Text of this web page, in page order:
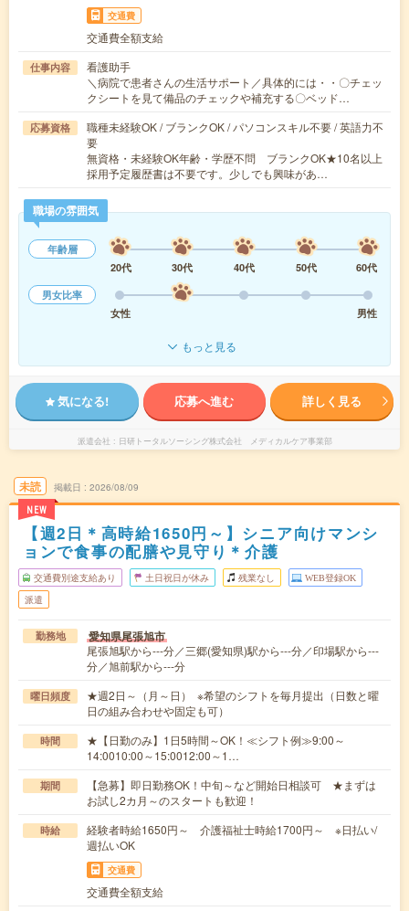
交通費
交通費全額支給
仕事内容
看護助手
＼病院で患者さんの生活サポート／具体的には・・〇チェッ
クシートを見て備品のチェックや補充する〇ベッド…
応募資格
職種未経験OK / ブランクOK / パソコンスキル不要 / 英語力不
要
無資格・未経験OK年齢・学歴不問 ブランクOK★10名以上
採用予定履歴書は不要です。少しでも興味があ…
職場の雰囲気
年齢層
20代
30代 40代 50代
60代
男女比率
女性
男性
もっと見る
気になる! 応募へ進む 詳しく見る
派遣会社 日研トータルソーシング株式会社 メディカルケア事業部
未読
NEW
掲載日 2026/08/09
【週2日＊高時給1650円～】シニア向けマンシ
ョンで食事の配膳や見守り＊介護
交通費別途支給あり 土日祝日が休み 残業なし WEB登録OK
派遣
勤務地 愛知県尾張旭市
尾張旭駅から---分／三郷(愛知県)駅から---分／印場駅から---
分／旭前駅から---分
曜日頻度
★週2日～（月～日） ※希望のシフトを毎月提出（日数と曜
日の組み合わせや固定も可）
時間
★【日勤のみ】1日5時間～OK！≪シフト例≫9:00～
14:0010:00～15:0012:00～1…
期間
【急募】即日勤務OK！中旬～など開始日相談可 ★まずは
お試し2カ月～のスタートも歓迎！
時給
経験者時給1650円～ 介護福祉士時給1700円～ ※日払い/
週払いOK
交通費
交通費全額支給